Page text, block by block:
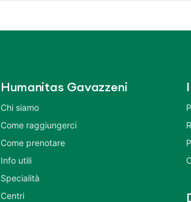
Humanitas Gavazzeni
Chi siamo
Come raggiungerci
Come prenotare
Info utili
Specialità
Centri